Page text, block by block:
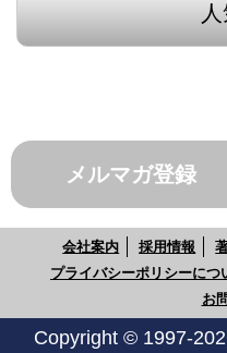
メルマガ登録
会社案内 採用情報
プライバシーポリシーにつ
お
Copyright © 1997-